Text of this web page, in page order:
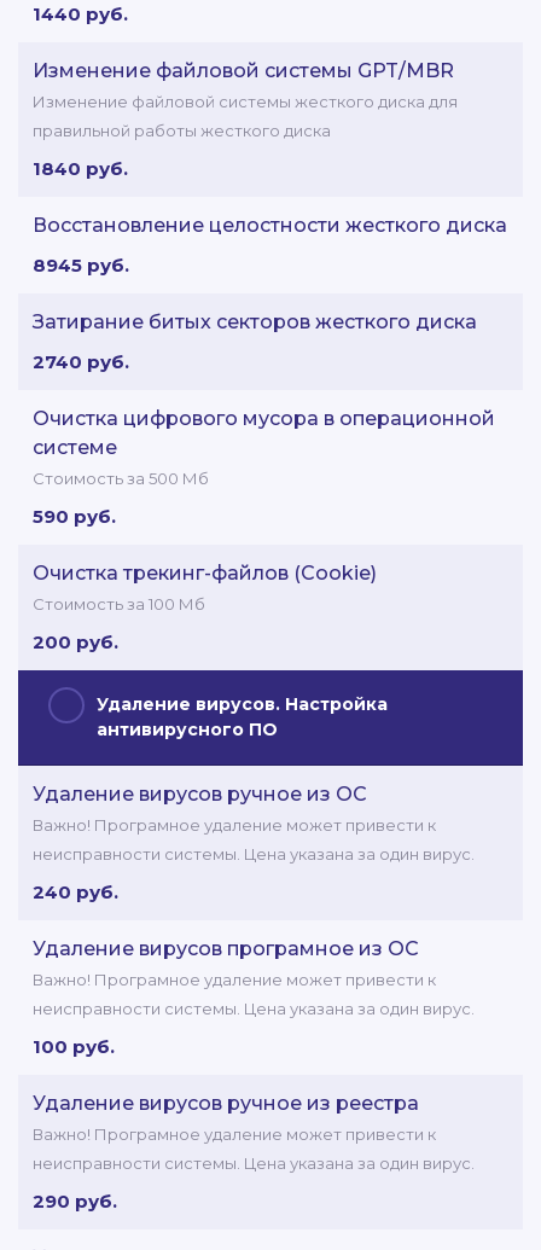
1440 руб.
Изменение файловой системы GPT/MBR
Изменение файловой системы жесткого диска для
правильной работы жесткого диска
1840 руб.
Восстановление целостности жесткого диска
8945 руб.
Затирание битых секторов жесткого диска
2740 руб.
Очистка цифрового мусора в операционной
системе
Стоимость за 500 Мб
590 руб.
Очистка трекинг-файлов (Cookie)
Стоимость за 100 Мб
200 руб.
Удаление вирусов. Настройка
антивирусного ПО
Удаление вирусов ручное из ОС
Важно! Програмное удаление может привести к
неисправности системы. Цена указана за один вирус.
240 руб.
Удаление вирусов програмное из ОС
Важно! Програмное удаление может привести к
неисправности системы. Цена указана за один вирус.
100 руб.
Удаление вирусов ручное из реестра
Важно! Програмное удаление может привести к
неисправности системы. Цена указана за один вирус.
290 руб.